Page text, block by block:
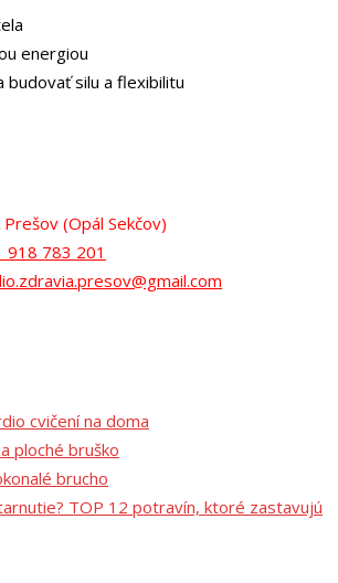
energiou
budovať silu a flexibilitu
Prešov (Opál Sekčov)
918 783 201
cvičení na doma
ploché bruško
brucho
TOP 12 potravín, ktoré zastavujú